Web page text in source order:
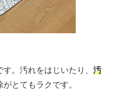
。汚れをはじいたり、 汚
がとてもラクです。